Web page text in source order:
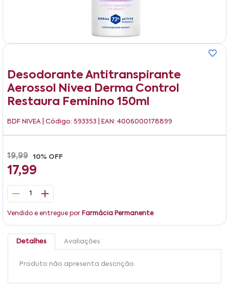
Desodorante Antitranspirante
Aerossol Nivea Derma Control
Restaura Feminino 150ml
BDF NIVEA | Código: 593353 | EAN: 4006000178899
19,99 10% OFF
17,99
1
Vendido e entregue por Farmácia Permanente
Detalhes Avaliações
Produto não apresenta descrição.